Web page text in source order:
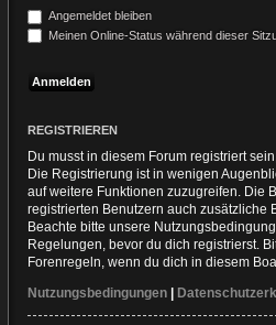
Angemeldet bleiben
Meinen Online-Status während dieser
REGISTRIEREN
Du musst in diesem Forum registriert
Die Registrierung ist in wenigen
auf weitere Funktionen zuzugreifen. Die
registrierten Benutzern auch zusätzliche
Beachte bitte unsere
Regelungen, bevor du dich registrierst.
Forenregeln, wenn du dich in diesem
Nutzungsbedingungen |